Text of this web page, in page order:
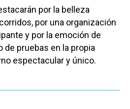
por la belleza
por una organización
y por la emoción de
pruebas en la propia
espectacular y único.